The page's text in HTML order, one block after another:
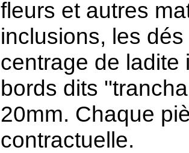
fleurs et autres
inclusions, les
centrage de ladite
bords dits
20mm. Chaque
contractuelle.